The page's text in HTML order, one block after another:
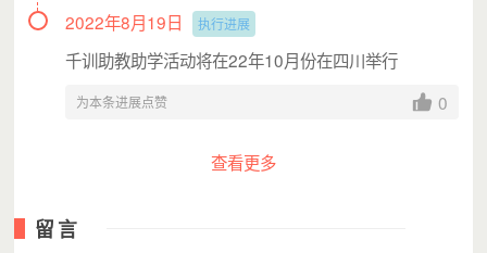
据号码和校验码等信息，登录浙江省财政电子票据公
共服务平台（https://dzpj.zjzwfw.gov.cn/）查验电子
票据，自行下载打印。
具票据，如有疑问请致电0571-87631227。
2022年8月19日 执行进展
千训助教助学活动将在22年10月份在四川举行
为本条进展点赞 0
查看更多
留言